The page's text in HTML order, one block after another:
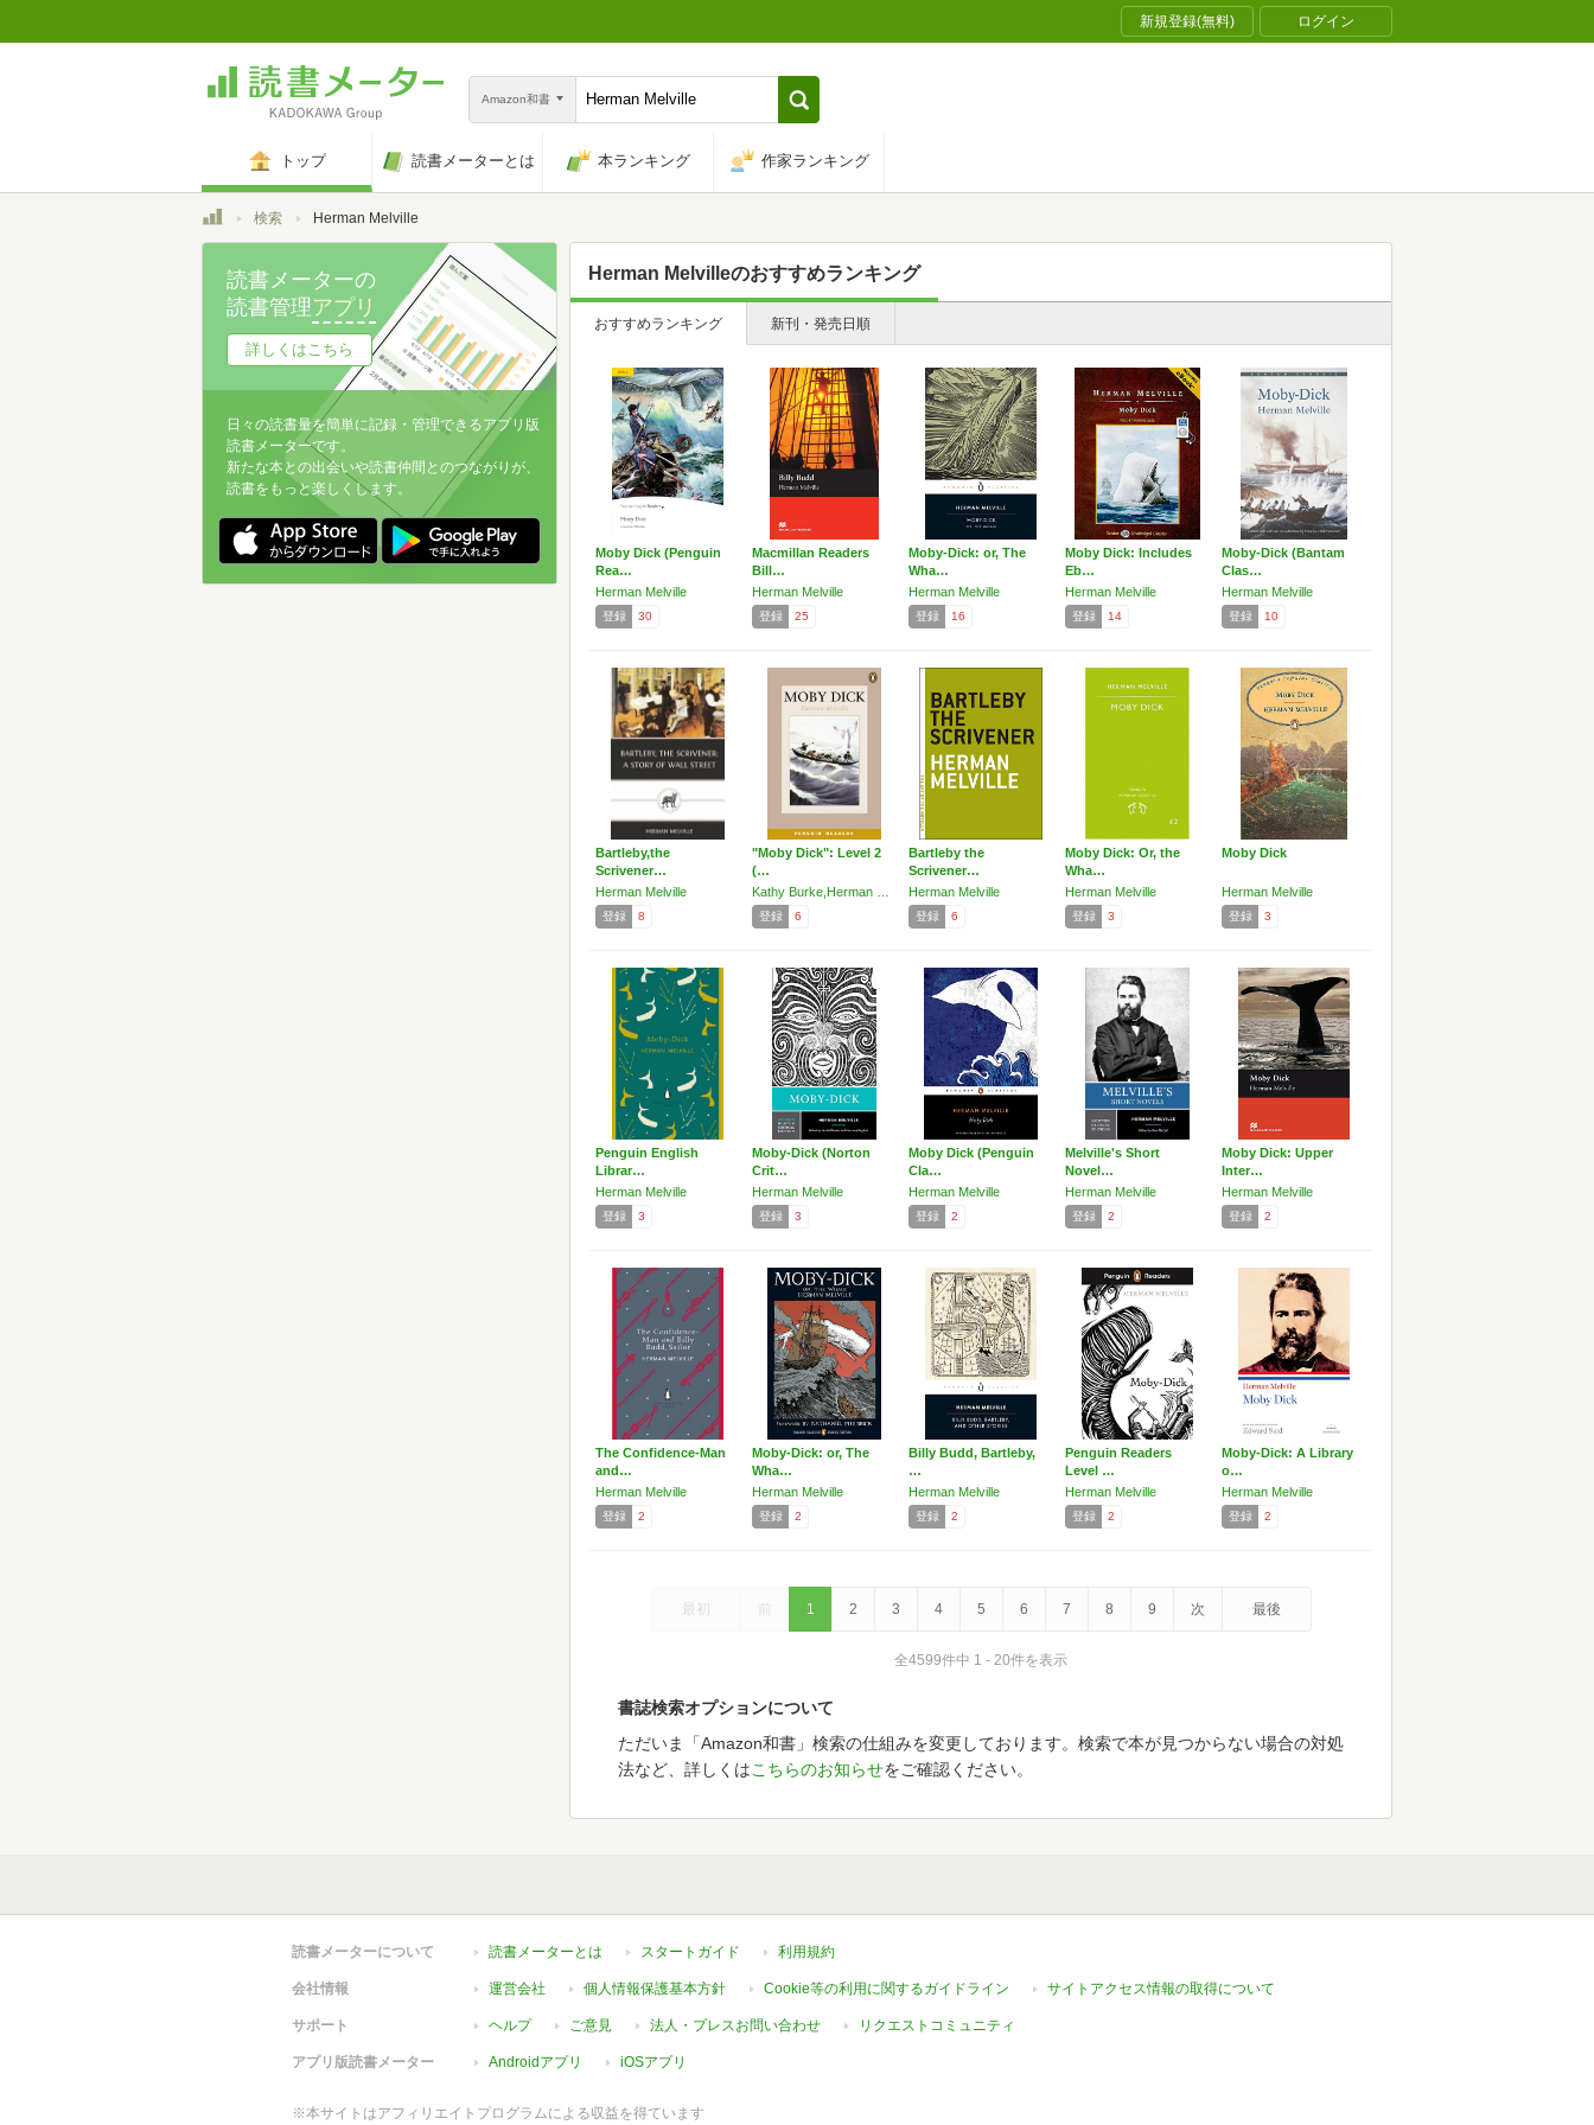
新規登録(無料) ログイン
Amazon和書
トップ 読書メーターとは 本ランキング 作家ランキング
トップ検索 Herman Melville
Herman Melvilleのおすすめランキング
おすすめランキング 新刊・発売日順
Moby Dick (Penguin
Rea…
Herman Melville
登録 30
Macmillan Readers
Bill…
Herman Melville
登録 25
Moby-Dick: or, The
Wha…
Herman Melville
登録 16
Moby Dick: Includes
Eb…
Herman Melville
登録 14
Moby-Dick (Bantam
Clas…
Herman Melville
登録 10
Bartleby,the
Scrivener…
Herman Melville
登録 8
"Moby Dick": Level 2
(…
登録 6
Bartleby the
Scrivener…
Herman Melville
登録 6
Moby Dick: Or, the
Wha…
Herman Melville
登録 3
Moby Dick
Herman Melville
登録 3
Penguin English
Librar…
Herman Melville
登録 3
Moby-Dick (Norton
Crit…
Herman Melville
登録 3
Moby Dick (Penguin
Cla…
Herman Melville
登録 2
Melville's Short
Novel…
Herman Melville
登録 2
Moby Dick: Upper
Inter…
Herman Melville
登録 2
The Confidence-Man
and…
Herman Melville
登録 2
Moby-Dick: or, The
Wha…
Herman Melville
登録 2
Billy Budd, Bartleby,
…
Herman Melville
登録 2
Penguin Readers
Level …
Herman Melville
登録 2
Moby-Dick: A Library
o…
Herman Melville
登録 2
最初 前 1 2 3 4 5 6 7 8 9 次 最後
全4599件中 1 - 20件を表示
書誌検索オプションについて
ただいま「Amazon和書」検索の仕組みを変更しております。検索で本が見つからない場合の対処
法など、詳しくはこちらのお知らせをご確認ください。
読書メーターの
読書管理アプリ
詳しくはこちら
日々の読書量を簡単に記録・管理できるアプリ版
読書メーターです。
新たな本との出会いや読書仲間とのつながりが、
読書をもっと楽しくします。
読書メーターについて 読書メーターとは スタートガイド 利用規約
会社情報 運営会社 個人情報保護基本方針 Cookie等の利用に関するガイドライン サイトアクセス情報の取得について
サポート ヘルプ ご意見 法人・プレスお問い合わせ リクエストコミュニティ
アプリ版読書メーター Androidアプリ iOSアプリ
※本サイトはアフィリエイトプログラムによる収益を得ています